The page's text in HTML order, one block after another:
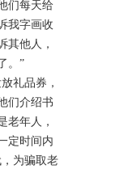
们每天给
我字画收
其他人，
。”
礼品券，
们介绍书
老年人，
定时间内
为骗取老